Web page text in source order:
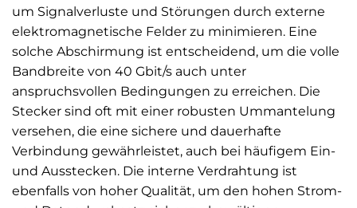
um Signalverluste und Störungen durch externe
elektromagnetische Felder zu minimieren. Eine
solche Abschirmung ist entscheidend, um die volle
Bandbreite von 40 Gbit/s auch unter
anspruchsvollen Bedingungen zu erreichen. Die
Stecker sind oft mit einer robusten Ummantelung
versehen, die eine sichere und dauerhafte
Verbindung gewährleistet, auch bei häufigem Ein-
und Ausstecken. Die interne Verdrahtung ist
ebenfalls von hoher Qualität, um den hohen Strom-